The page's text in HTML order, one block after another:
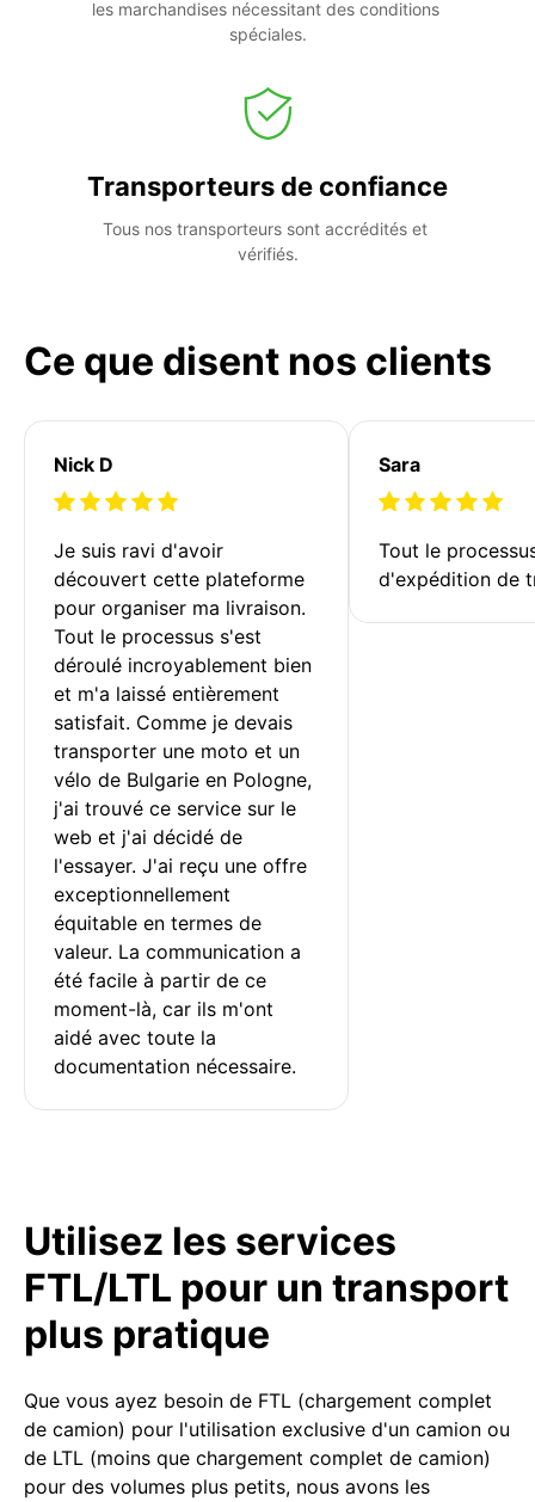
les marchandises nécessitant des conditions
spéciales.
Transporteurs de confiance
Tous nos transporteurs sont accrédités et
vérifiés.
Ce que disent nos clients
Nick D
Je suis ravi d'avoir
découvert cette plateforme
pour organiser ma livraison.
Tout le processus s'est
déroulé incroyablement bien
et m'a laissé entièrement
satisfait. Comme je devais
transporter une moto et un
vélo de Bulgarie en Pologne,
j'ai trouvé ce service sur le
web et j'ai décidé de
l'essayer. J'ai reçu une offre
exceptionnellement
équitable en termes de
valeur. La communication a
été facile à partir de ce
moment-là, car ils m'ont
aidé avec toute la
documentation nécessaire.
Sara
Tout le
d'expédition de
Utilisez les services
FTL/LTL pour un transport
plus pratique
Que vous ayez besoin de FTL (chargement complet
de camion) pour l'utilisation exclusive d'un camion ou
de LTL (moins que chargement complet de camion)
pour des volumes plus petits, nous avons les